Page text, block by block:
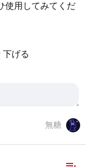
使用してみてくだ
下げる
無糖